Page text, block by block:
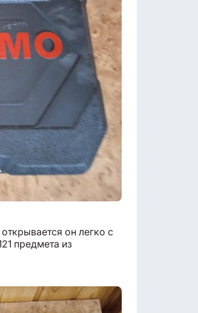
он легко с
предмета из